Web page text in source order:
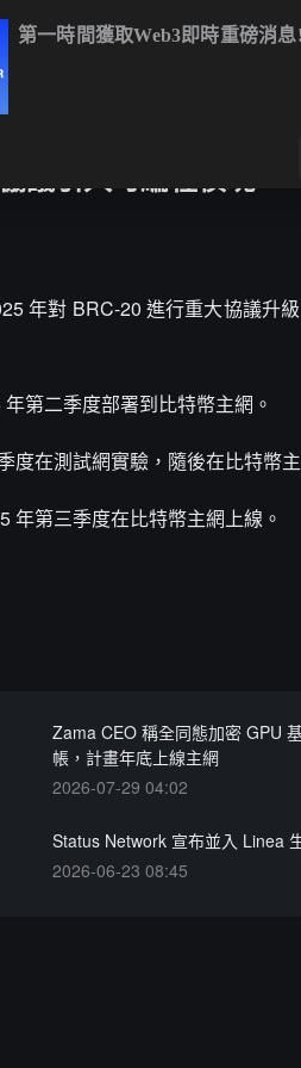
議引入可編程模塊
年對 BRC-20 進行重大協議升
第二季度部署到比特幣主網。
在測試網實驗，隨後在比特幣
年第三季度在比特幣主網上線。
Zama CEO 稱全同態加密 GPU
帳，計畫年底上線主網
2026-07-29 04:02
Status Network 宣布並入 Linea
2026-06-23 08:45
第一時間獲取Web3即時重磅消息!